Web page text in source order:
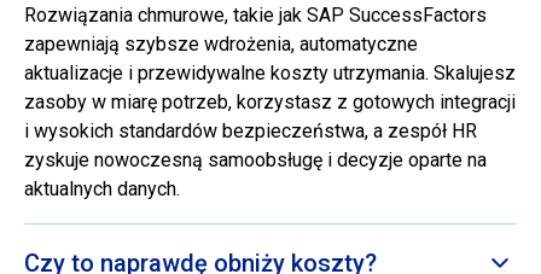
Rozwiązania chmurowe, takie jak SAP SuccessFactors
zapewniają szybsze wdrożenia, automatyczne
aktualizacje i przewidywalne koszty utrzymania. Skalujesz
zasoby w miarę potrzeb, korzystasz z gotowych integracji
i wysokich standardów bezpieczeństwa, a zespół HR
zyskuje nowoczesną samoobsługę i decyzje oparte na
aktualnych danych.
Czy to naprawdę obniży koszty?